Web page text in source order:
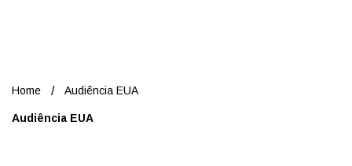
Home Audiência EUA
Audiência EUA